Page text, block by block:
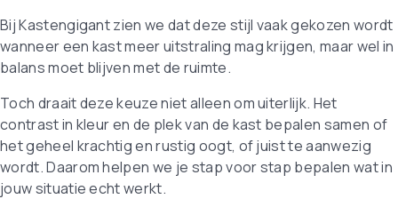
Bij Kastengigant zien we dat deze stijl vaak gekozen wordt
wanneer een kast meer uitstraling mag krijgen, maar wel in
balans moet blijven met de ruimte.
Toch draait deze keuze niet alleen om uiterlijk. Het
contrast in kleur en de plek van de kast bepalen samen of
het geheel krachtig en rustig oogt, of juist te aanwezig
wordt. Daarom helpen we je stap voor stap bepalen wat in
jouw situatie echt werkt.